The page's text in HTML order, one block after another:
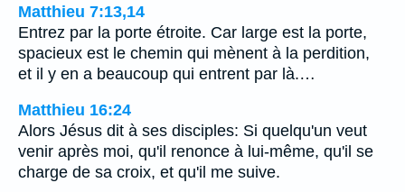
Matthieu 7:13,14
Entrez par la porte étroite. Car large est la porte,
spacieux est le chemin qui mènent à la perdition,
et il y en a beaucoup qui entrent par là.…
Matthieu 16:24
Alors Jésus dit à ses disciples: Si quelqu'un veut
venir après moi, qu'il renonce à lui-même, qu'il se
charge de sa croix, et qu'il me suive.